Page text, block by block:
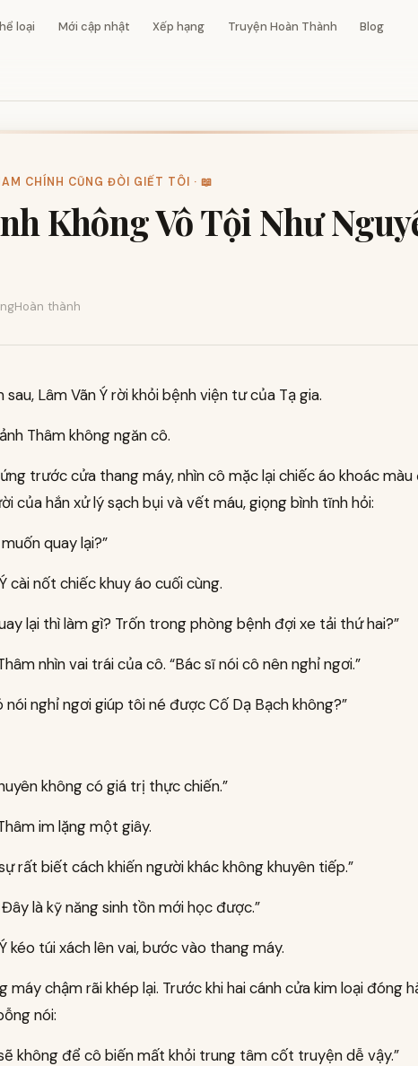
loại Mới cập nhật Xếp hạng Truyện Hoàn Thành Blog
CHÍNH CŨNG ĐÒI GIẾT TÔI · 📖
Không Vô Tội Như
Hoàn thành
sau, Lâm Vãn Ý rời khỏi bệnh viện tư của Tạ gia.
Thâm không ngăn cô.
trước cửa thang máy, nhìn cô mặc lại chiếc áo khoác màu
của hắn xử lý sạch bụi và vết máu, giọng bình tĩnh hỏi:
quay lại?”
cài nốt chiếc khuy áo cuối cùng.
lại thì làm gì? Trốn trong phòng bệnh đợi xe tải thứ hai?”
nhìn vai trái của cô. “Bác sĩ nói cô nên nghỉ ngơi.”
nói nghỉ ngơi giúp tôi né được Cố Dạ Bạch không?”
không có giá trị thực chiến.”
im lặng một giây.
rất biết cách khiến người khác không khuyên tiếp.”
Đây là kỹ năng sinh tồn mới học được.”
kéo túi xách lên vai, bước vào thang máy.
máy chậm rãi khép lại. Trước khi hai cánh cửa kim loại đóng
nói:
không để cô biến mất khỏi trung tâm cốt truyện dễ vậy.”